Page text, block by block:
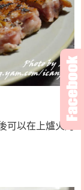
以在上爐火烤